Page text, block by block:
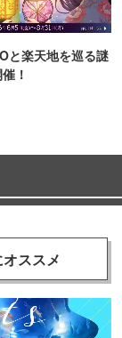
と楽天地を巡る謎
！
ススメ